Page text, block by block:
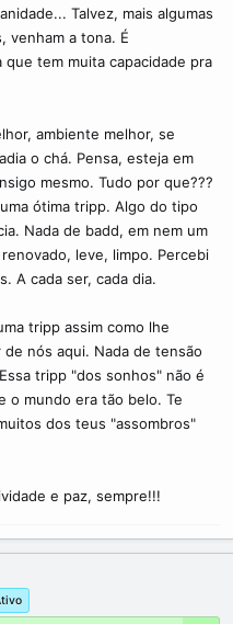
Talvez, mais algumas
venham a tona. É
tem muita capacidade pra
ambiente melhor, se
o chá. Pensa, esteja em
mesmo. Tudo por que???
ótima tripp. Algo do tipo
Nada de badd, em nem um
leve, limpo. Percebi
A cada ser, cada dia.
tripp assim como lhe
nós aqui. Nada de tensão
tripp "dos sonhos" não é
o mundo era tão belo. Te
dos teus "assombros"
e paz, sempre!!!